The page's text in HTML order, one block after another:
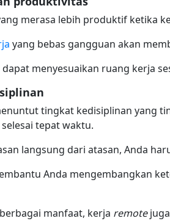
merasa lebih produktif ketika
yang bebas gangguan akan
dapat menyesuaikan ruang kerja
tingkat kedisiplinan yang
tepat waktu.
langsung dari atasan, Anda
Anda mengembangkan
manfaat, kerja remote